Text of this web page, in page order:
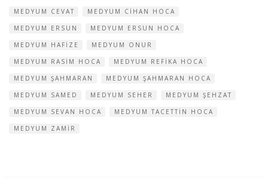
MEDYUM CEVAT
MEDYUM CIHAN HOCA
MEDYUM ERSUN
MEDYUM ERSUN HOCA
MEDYUM HAFIZE
MEDYUM ONUR
MEDYUM RASIM HOCA
MEDYUM REFIKA HOCA
MEDYUM ŞAHMARAN
MEDYUM ŞAHMARAN HOCA
MEDYUM SAMED
MEDYUM SEHER
MEDYUM ŞEHZAT
MEDYUM SEVAN HOCA
MEDYUM TACETTIN HOCA
MEDYUM ZAMIR